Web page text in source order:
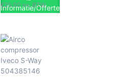
€25.00 ex. BTW
Informatie/Offerte